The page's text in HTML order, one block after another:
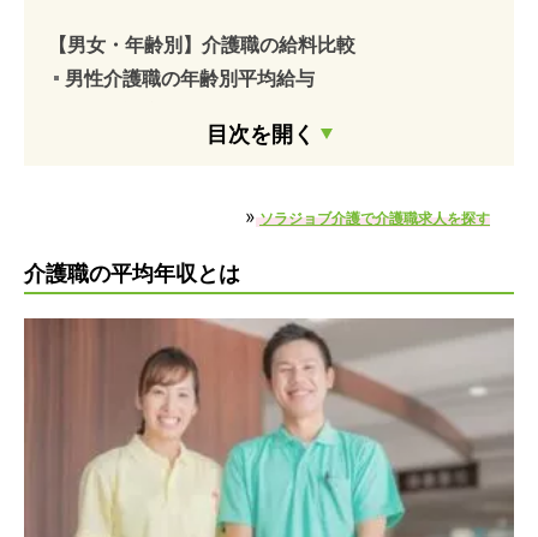
【男女・年齢別】介護職の給料比較
男性介護職の年齢別平均給与
介護老人福祉施設(特別養護老人ホーム)の給料に
介護老人保健施設(老健)の給料について
介護療養型医療施設(介護療養病床)の給料につい
訪問介護事業所の給料について
通所介護事業所(デイサービス) の給料について
認知症対応型共同生活介護(グループホーム)の給
目次を開く
» ソラジョブ介護で介護職求人を探す
介護職の平均年収とは